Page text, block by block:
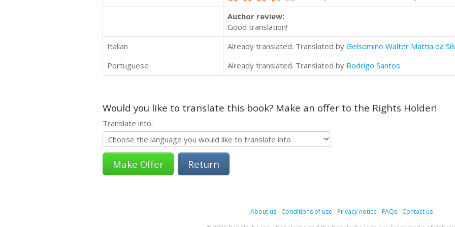
Author review:
Good translation!
Italian
Already translated. Translated by Gelsomino Walter Mattia da
Portuguese
Already translated. Translated by Rodrigo Santos
Would you like to translate this book? Make an offer to the Rights Holder!
Translate into:
Return
About us- Conditions of use -Privacy notice -FAQs- Contact us